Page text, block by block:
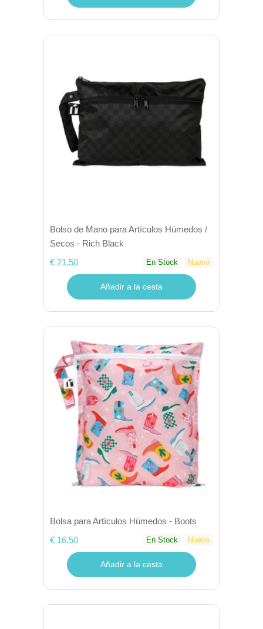
Bolso de Mano para Artículos Húmedos /
Secos - Rich Black
€ 21,50
En Stock Nuevo
Añadir a la cesta
Bolsa para Artículos Húmedos - Boots
€ 16,50
En Stock Nuevo
Añadir a la cesta